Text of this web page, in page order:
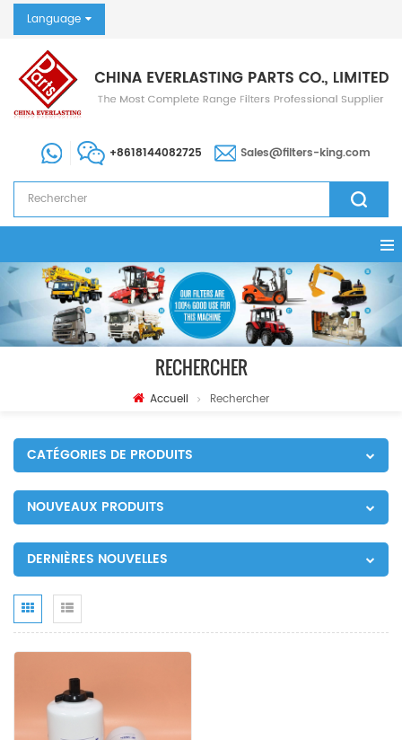
Language
+8618144082725 Sales@filters-king.com
RECHERCHER
Accueil Rechercher
CATÉGORIES DE PRODUITS
NOUVEAUX PRODUITS
DERNIÈRES NOUVELLES